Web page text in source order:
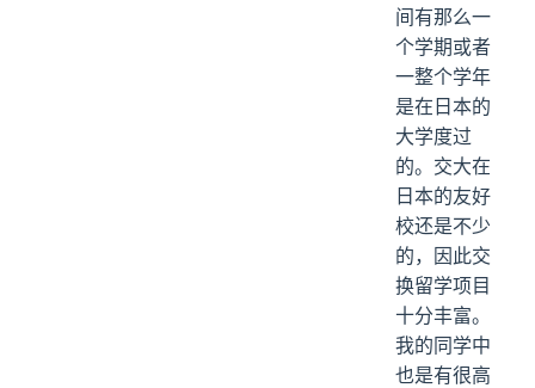
间有那么一
个学期或者
一整个学年
是在日本的
大学度过
的。交大在
日本的友好
校还是不少
的，因此交
换留学项目
十分丰富。
我的同学中
也是有很高